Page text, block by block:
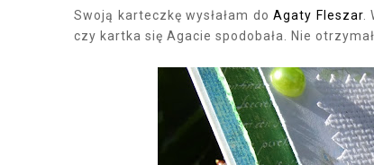
Swoją karteczkę wysłałam doAgaty Fleszar.
czy kartka się Agacie spodobała. Nie